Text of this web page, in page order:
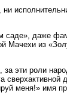
саде», даже
Мачехи из
эти роли
меня!» имя